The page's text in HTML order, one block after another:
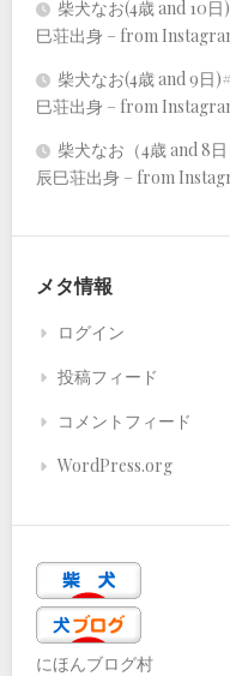
柴犬なお(4歳 and 10
巳荘出身 – from
柴犬なお(4歳 and 9日
巳荘出身 – from
柴犬なお（4歳 and 8
辰巳荘出身 – from
メタ情報
ログイン
投稿フィード
コメントフィード
WordPress.org
にほんブログ村